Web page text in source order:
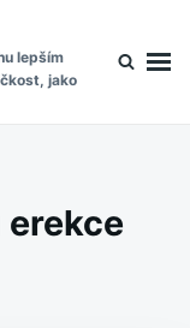
lepším
jako